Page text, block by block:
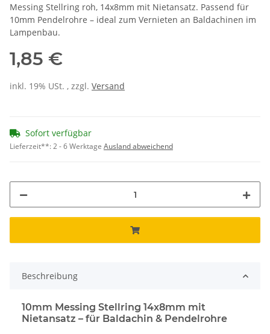
Messing Stellring roh, 14x8mm mit Nietansatz. Passend für
10mm Pendelrohre – ideal zum Vernieten an Baldachinen im
Lampenbau.
1,85 €
inkl. 19% USt. , zzgl. Versand
Sofort verfügbar
Lieferzeit**:2 - 6 Werktage Ausland abweichend
Beschreibung
10mm Messing Stellring 14x8mm mit
Nietansatz – für Baldachin & Pendelrohre